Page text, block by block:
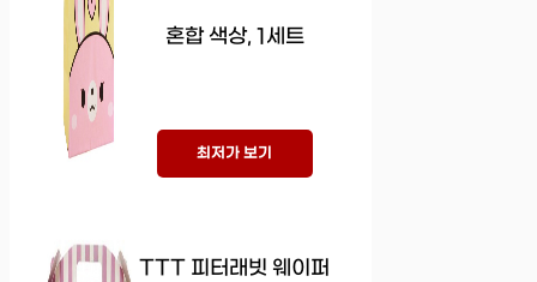
혼합 색상, 1세트
최저가 보기
TTT 피터래빗 웨이퍼